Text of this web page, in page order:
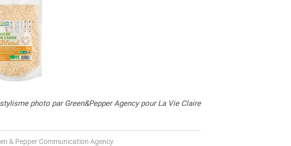
photo par Green&Pepper Agency pour La Vie Claire
& Pepper Communication Agency.